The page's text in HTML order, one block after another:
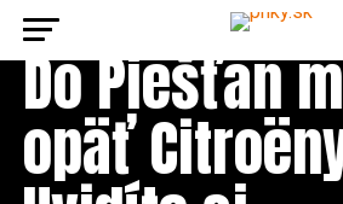
AKTUALITY
Do Piešťan
opäť